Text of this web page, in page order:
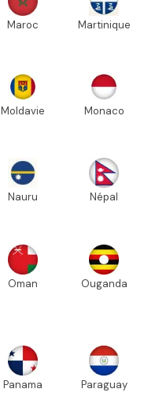
Maroc Martinique
Moldavie Monaco
Nauru Népal
Oman Ouganda
Panama Paraguay